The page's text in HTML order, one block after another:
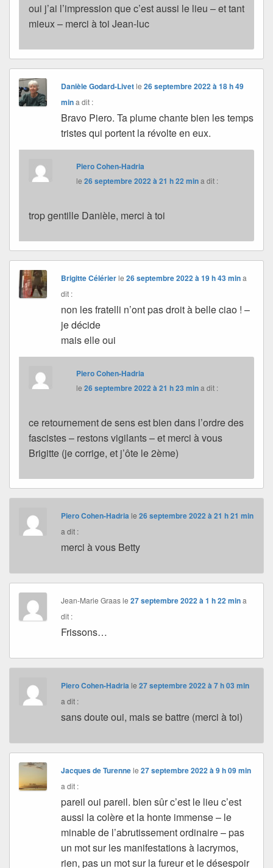
oui j’ai l’impression que c’est aussi le lieu – et tant
mieux – merci à toi Jean-luc
Danièle Godard-Livetle26 septembre 2022 à 18 h 49
min a dit :
Bravo Piero. Ta plume chante bien les temps
tristes qui portent la révolte en eux.
Piero Cohen-Hadria
le26 septembre 2022 à 21 h 22 mina dit :
trop gentille Danièle, merci à toi
Brigitte Célérierle26 septembre 2022 à 19 h 43 min a
dit :
non les fratelli n’ont pas droit à belle ciao ! –
je décide
mais elle oui
Piero Cohen-Hadria
le26 septembre 2022 à 21 h 23 mina dit :
ce retournement de sens est bien dans l’ordre des
fascistes – restons vigilants – et merci à vous
Brigitte (je corrige, et j’ôte le 2ème)
Piero Cohen-Hadria le26 septembre 2022 à 21 h 21 min
a dit :
merci à vous Betty
Jean-Marie Graasle27 septembre 2022 à 1 h 22 min a
dit :
Frissons…
Piero Cohen-Hadria le27 septembre 2022 à 7 h 03 min
a dit :
sans doute oui, mais se battre (merci à toi)
Jacques de Turennele27 septembre 2022 à 9 h 09 min
a dit :
pareil oui pareil. bien sûr c’est le lieu c’est
aussi la colère et la honte immense – le
minable de l’abrutissement ordinaire – pas
un mot sur les manifestations à lacrymos,
rien, pas un mot sur la fureur et le désespoir